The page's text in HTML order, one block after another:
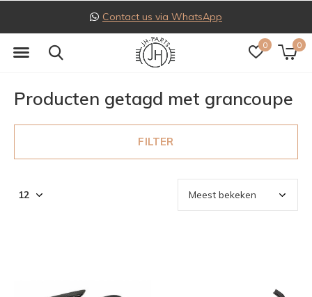
0 0
Contact us via WhatsApp
Producten getagd met grancoupe
FILTER